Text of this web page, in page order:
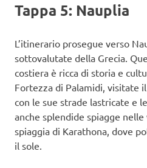
Tappa 5: Nauplia
L’itinerario prosegue verso
sottovalutate della Grecia.
costiera è ricca di storia e
Fortezza di Palamidi, visitate
con le sue strade lastricate e
anche splendide spiagge
spiaggia di Karathona, dove
il sole.